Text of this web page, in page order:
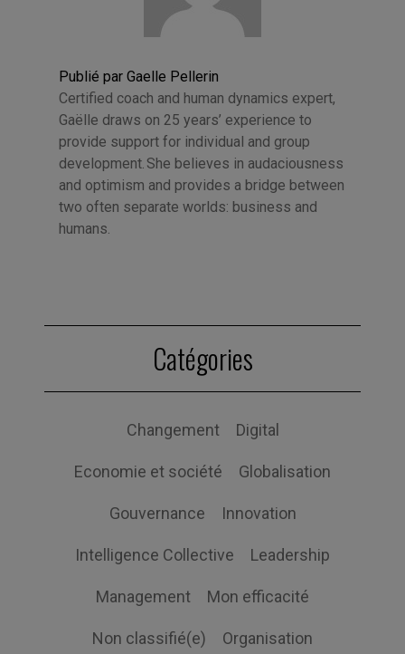
Publié par Gaelle Pellerin
Certified coach and human dynamics expert,
Gaëlle draws on 25 years’ experience to
provide support for individual and group
development. She believes in audaciousness
and optimism and provides a bridge between
two often separate worlds: business and
humans.
Catégories
Changement Digital
Economie et société Globalisation
Gouvernance Innovation
Intelligence Collective Leadership
Management Mon efficacité
Non classifié(e) Organisation